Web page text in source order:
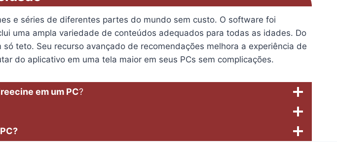
e séries de diferentes partes do mundo sem custo. O software foi
uma ampla variedade de conteúdos adequados para todas as idades. Do
teto. Seu recurso avançado de recomendações melhora a experiência de
do aplicativo em uma tela maior em seus PCs sem complicações.
em um PC?